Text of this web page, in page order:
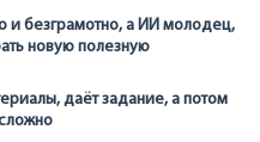
и безграмотно, а ИИ молодец,
новую полезную
даёт задание, а потом